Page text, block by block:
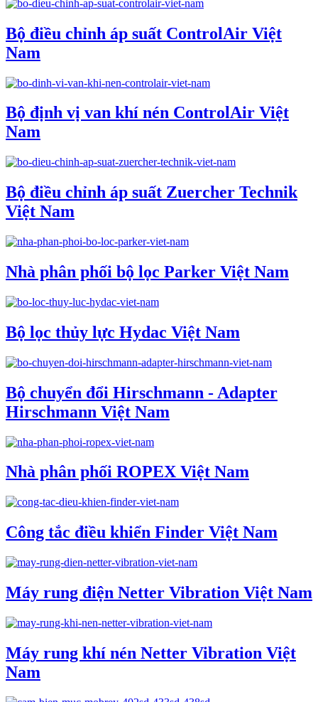
Bộ điều chỉnh áp suất ControlAir Việt
Nam
Bộ định vị van khí nén ControlAir Việt
Nam
Bộ điều chỉnh áp suất Zuercher Technik
Việt Nam
Nhà phân phối bộ lọc Parker Việt Nam
Bộ lọc thủy lực Hydac Việt Nam
Bộ chuyển đổi Hirschmann - Adapter
Hirschmann Việt Nam
Nhà phân phối ROPEX Việt Nam
Công tắc điều khiển Finder Việt Nam
Máy rung điện Netter Vibration Việt Nam
Máy rung khí nén Netter Vibration Việt
Nam